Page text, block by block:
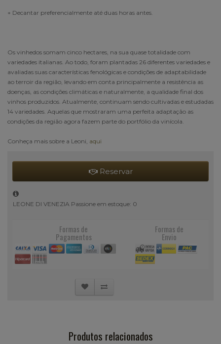
+ Decantar preferencialmente até duas horas antes.
Os vinhedos somam cinco hectares, na sua quase totalidade com
variedades italianas. Ao todo, foram plantadas 26 diferentes variedades e
avaliadas suas características fenológicas e condições de adaptabilidade
ao terroir da região, levando em conta principalmente a resistência as
doenças, as condições climáticas e naturalmente, a qualidade final dos
vinhos produzidos. Atualmente, continuam sendo cultivadas e estudadas
14 variedades. Aquelas que mostraram uma perfeita adaptação as
condições da região agora fazem parte do portfólio da vinícola.
Conheça mais sobre a Leoni, aqui
Reservar
LEONE DI VENEZIA Passione em estoque: 0
Formas de
Pagamentos
Formas de
Envio
Produtos relacionados